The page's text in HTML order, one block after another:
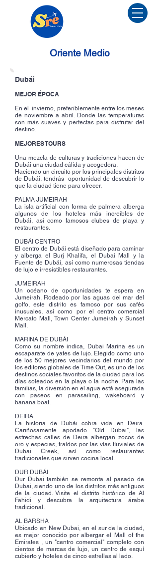
Oriente Medio
Dubái
MEJOR ÉPOCA
En el
invierno, preferiblemente entre los meses
de noviembre a abril. Donde las temperaturas
son más suaves y perfectas para disfrutar del
destino.
MEJORES TOURS
Una mezcla de culturas y tradiciones hacen de
Dubái una ciudad cálida y acogedora.
Haciendo un circuito por los principales distritos
de Dubái, tendrás oportunidad de descubrir lo
que la ciudad tiene para ofrecer.
PALMA JUMEIRAH
La isla artificial con forma de palmera alberga
algunos de los hoteles más increíbles de
Dubái, así como famosos clubes de playa y
restaurantes.
DUBÁI CENTRO
El centro de Dubái está diseñado para caminar
y alberga el Burj Khalifa, el Dubai Mall y la
Fuente de Dubái, así como numerosas tiendas
de lujo e irresistibles restaurantes.
JUMEIRAH
Un océano de oportunidades te espera en
Jumeirah. Rodeado por las aguas del mar del
golfo, este distrito es famoso por sus cafés
inusuales, así como por el centro comercial
Mercato Mall, Town Center Jumeirah y Sunset
Mall.
MARINA DE DUBÁI
Como su nombre indica, Dubai Marina es un
escaparate de yates de lujo. Elegido como uno
de los 50 mejores vecindarios del mundo por
los editores globales de Time Out, es uno de los
destinos sociales favoritos de la ciudad para los
días soleados en la playa o la noche. Para las
familias, la diversión en el agua está asegurada
con paseos en parasailing, wakeboard y
banana boat.
DEIRA
La historia de Dubái cobra vida en Deira.
Cariñosamente apodado "Old Dubai", las
estrechas calles de Deira albergan zocos de
oro y especias, traídos por las vías fluviales de
Dubai Creek, así como restaurantes
tradicionales que sirven cocina local.
DUR DUBÁI
Dur Dubai también se remonta al pasado de
Dubai, siendo uno de los distritos más antiguos
de la ciudad. Visite el distrito histórico de Al
Fahidi y descubra la arquitectura árabe
tradicional.
AL BARSHA
Ubicado en New Dubai, en el sur de la ciudad,
es mejor conocido por albergar el
Mall of the
Emirates , un "centro comercial" completo con
cientos de marcas de lujo, un centro de esquí
cubierto y hoteles de cinco estrellas al lado.